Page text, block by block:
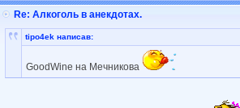
Re: Алкоголь в анекдотах.
tipo4ek написав:
GoodWine на Мечникова